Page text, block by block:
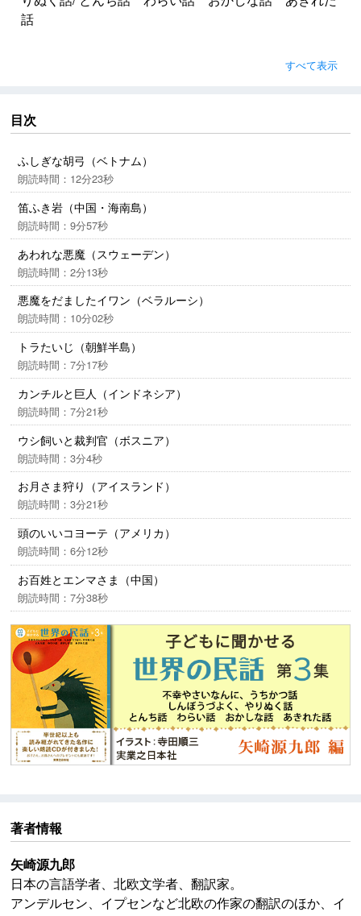
話
まぬけなまもの…。民話は、世界につながる魔法のと
びら。世界の国ぐにに伝わる珠玉の民話を子どもたち
のもとへ。
これから広い世界へとはばたく小さな子どもたちに読
んでほしい、美しい民話の世界を、親子のふれあいの
時間にぜひお楽しみください。
制作：実業之日本社
すべて表示
目次
ふしぎな胡弓（ベトナム）
朗読時間：12分23秒
笛ふき岩（中国・海南島）
朗読時間：9分57秒
あわれな悪魔（スウェーデン）
朗読時間：2分13秒
悪魔をだましたイワン（ベラルーシ）
朗読時間：10分02秒
トラたいじ（朝鮮半島）
朗読時間：7分17秒
カンチルと巨人（インドネシア）
朗読時間：7分21秒
ウシ飼いと裁判官（ボスニア）
朗読時間：3分4秒
お月さま狩り（アイスランド）
朗読時間：3分21秒
頭のいいコヨーテ（アメリカ）
朗読時間：6分12秒
お百姓とエンマさま（中国）
朗読時間：7分38秒
著者情報
矢崎源九郎
日本の言語学者、北欧文学者、翻訳家。
アンデルセン、イプセンなど北欧の作家の翻訳のほか、イ